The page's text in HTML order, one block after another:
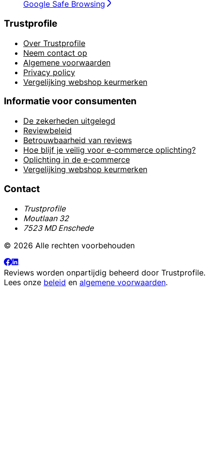
Google Safe Browsing
Trustprofile
Over Trustprofile
Neem contact op
Algemene voorwaarden
Privacy policy
Vergelijking webshop keurmerken
Informatie voor consumenten
De zekerheden uitgelegd
Reviewbeleid
Betrouwbaarheid van reviews
Hoe blijf je veilig voor e-commerce oplichting?
Oplichting in de e-commerce
Vergelijking webshop keurmerken
Contact
Trustprofile
Moutlaan 32
7523 MD Enschede
© 2026 Alle rechten voorbehouden
Reviews worden onpartijdig beheerd door Trustprofile.
Lees onze beleid en algemene voorwaarden.